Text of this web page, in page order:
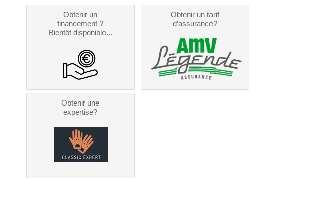
Obtenir un
financement ?
Bientôt disponible...
Obtenir un tarif
d’assurance?
Obtenir une
expertise?